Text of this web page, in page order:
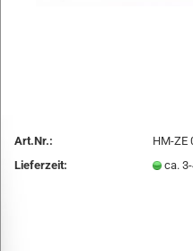
Art.Nr.:
HM-ZE
Lieferzeit:
ca.